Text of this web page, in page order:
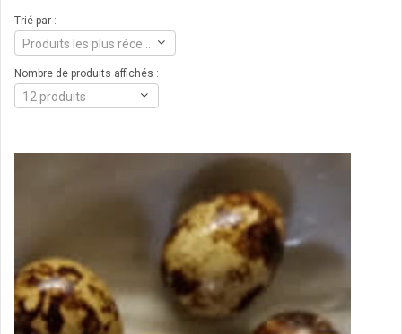
Trié par :
Nombre de produits affichés :
12 produits